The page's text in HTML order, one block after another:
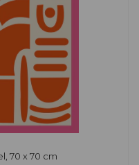
70 x 70 cm